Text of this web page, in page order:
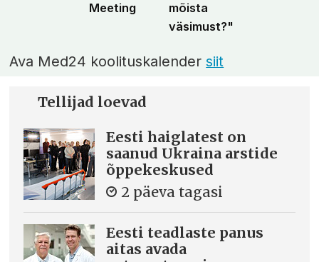
Meeting
mõista
väsimust?"
Ava Med24 koolituskalendersiit
Tellijad loevad
Eesti haiglatest on
saanud Ukraina arstide
õppekeskused
2 päeva tagasi
Eesti teadlaste panus
aitas avada